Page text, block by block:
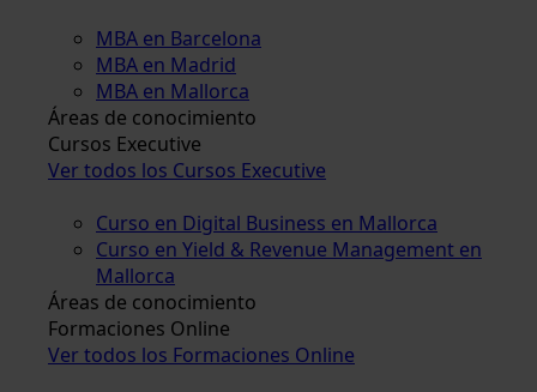
MBA en Barcelona
MBA en Madrid
MBA en Mallorca
Áreas de conocimiento
Cursos Executive
Ver todos los Cursos Executive
Curso en Digital Business en Mallorca
Curso en Yield & Revenue Management en
Mallorca
Áreas de conocimiento
Formaciones Online
Ver todos los Formaciones Online